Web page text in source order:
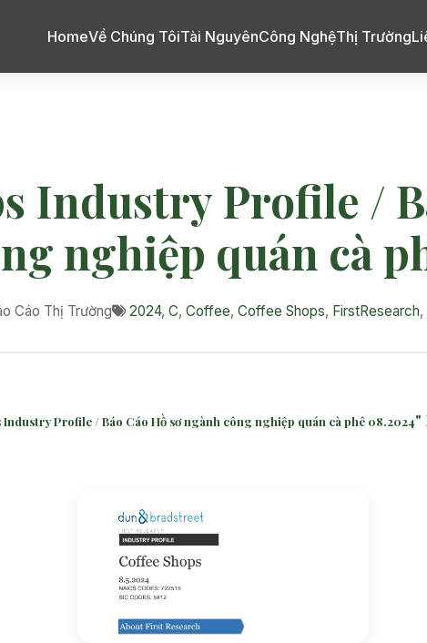
HomeVề Chúng TôiTài NguyênCông NghệThị Trường
Industry Profile /
nghiệp quán cà
Cáo Thị Trường 2024, C, Coffee, Coffee Shops, FirstResearch,
Industry Profile / Báo Cáo Hồ sơ ngành công nghiệp quán cà phê 08.2024"